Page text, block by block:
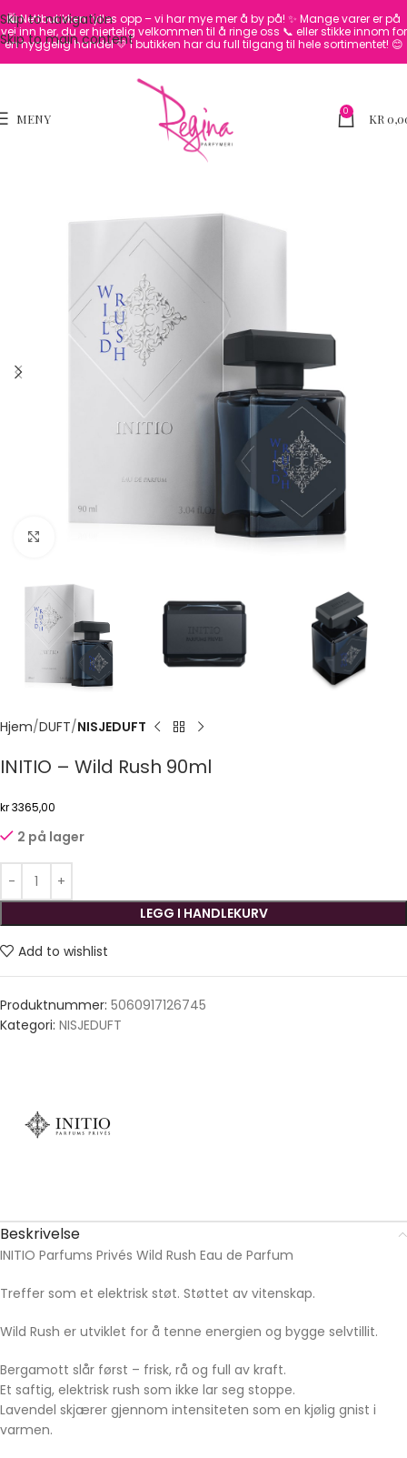
Skip to navigation
Skip to main content
🛍️ Nettbutikken fylles opp – vi har mye mer å by på! ✨ Mange varer er på
vei inn her, du er hjertelig velkommen til å ringe oss 📞 eller stikke innom for
en hyggelig handel 💛I butikken har du full tilgang til hele sortimentet! 😊
MENY 0 KR
Hjem DUFT NISJEDUFT
INITIO – Wild Rush 90ml
kr3365,00
2 på lager
LEGG I HANDLEKURV
Add to wishlist
Produktnummer: 5060917126745
Kategori: NISJEDUFT
Beskrivelse
INITIO Parfums Privés Wild Rush Eau de Parfum
Treffer som et elektrisk støt. Støttet av vitenskap.
Wild Rush er utviklet for å tenne energien og bygge selvtillit.
Bergamott slår først – frisk, rå og full av kraft.
Et saftig, elektrisk rush som ikke lar seg stoppe.
Lavendel skjærer gjennom intensiteten som en kjølig gnist i
varmen.